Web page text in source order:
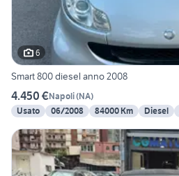
6
Smart 800 diesel anno 2008
4.450 €Napoli(NA)
Usato
06/2008 84000 Km Diesel